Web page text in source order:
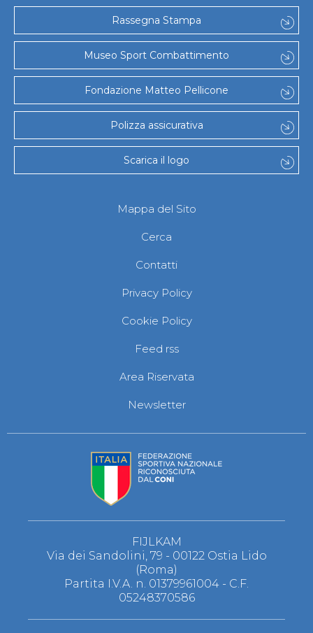
Gare e Risultati
Albi Federali
Arbitri
Lotta
La disciplina
News
Gare e Risultati
Attività Didattica
Albi Federali
Karate
La disciplina
News
Gare e Risultati
Albi Federali
Arti marziali
Aikido
Ju Jitsu
Sumo
Capoeira
Grappling
BJJ
Pancrazio/Pankration
S'istrumpa
News
Calendario Attività
Difesa Personale MGA
La disciplina
News
Merchandising
Contatti
News
Cookies Accept
Newsletter
Webinar
Corsi Monotematici
Corsi di Specializzazione
Corsi FIJLKAM-FISDIR
Corsi Preparatore Fisico
Edutraining class - Didattica infantile
Corso Direttore di Gara
Rassegna Stampa
Museo Sport Combattimento
Fondazione Matteo Pellicone
Polizza assicurativa
Scarica il logo
Mappa del Sito
Cerca
Contatti
Privacy Policy
Cookie Policy
Feed rss
Area Riservata
Newsletter
FIJLKAM
Via dei Sandolini, 79 - 00122 Ostia Lido
(Roma)
Partita I.V.A. n. 01379961004 - C.F.
05248370586